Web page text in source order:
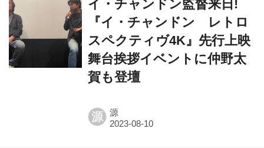
スペクティヴ4K』先行上映
舞台挨拶イベントに仲野太
賀も登壇
源 源